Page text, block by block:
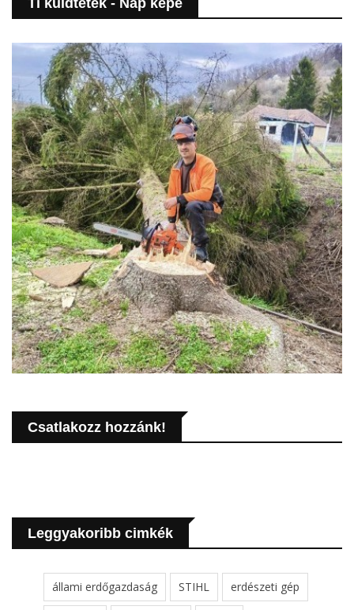
Csatlakozz hozzánk!
Leggyakoribb cimkék
állami erdőgazdaság STIHL erdészeti gép